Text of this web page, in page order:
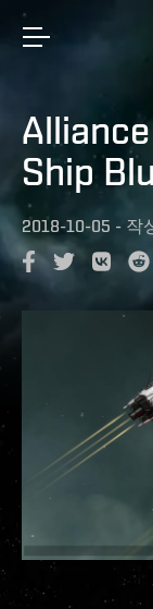
Ship
2018-10-05 - 작